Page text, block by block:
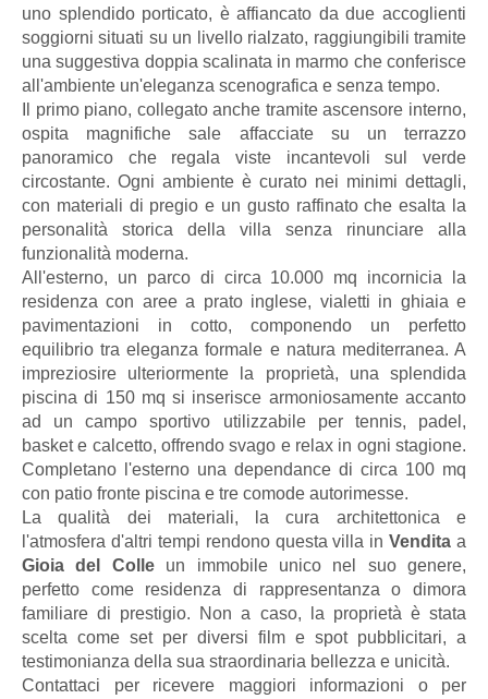
uno splendido porticato, è affiancato da due accoglienti
soggiorni situati su un livello rialzato, raggiungibili tramite
una suggestiva doppia scalinata in marmo che conferisce
all'ambiente un'eleganza scenografica e senza tempo.
Il primo piano, collegato anche tramite ascensore interno,
ospita magnifiche sale affacciate su un terrazzo
panoramico che regala viste incantevoli sul verde
circostante. Ogni ambiente è curato nei minimi dettagli,
con materiali di pregio e un gusto raffinato che esalta la
personalità storica della villa senza rinunciare alla
funzionalità moderna.
All'esterno, un parco di circa 10.000 mq incornicia la
residenza con aree a prato inglese, vialetti in ghiaia e
pavimentazioni in cotto, componendo un perfetto
equilibrio tra eleganza formale e natura mediterranea. A
impreziosire ulteriormente la proprietà, una splendida
piscina di 150 mq si inserisce armoniosamente accanto
ad un campo sportivo utilizzabile per tennis, padel,
basket e calcetto, offrendo svago e relax in ogni stagione.
Completano l'esterno una dependance di circa 100 mq
con patio fronte piscina e tre comode autorimesse.
La qualità dei materiali, la cura architettonica e
l'atmosfera d'altri tempi rendono questa villa inVendita a
Gioia del Colleun immobile unico nel suo genere,
perfetto come residenza di rappresentanza o dimora
familiare di prestigio. Non a caso, la proprietà è stata
scelta come set per diversi film e spot pubblicitari, a
testimonianza della sua straordinaria bellezza e unicità.
Contattaci per ricevere maggiori informazioni o per